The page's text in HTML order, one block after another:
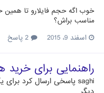
خوب اگه حجم فایلارو تا
مناسب براش؟
اسفند 9، 2015
راهنمایی برای
saghi پاسخی ارسال کرد